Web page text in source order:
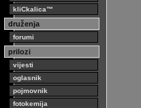
kliCkalica™
druženja
forumi
prilozi
vijesti
oglasnik
pojmovnik
fotokemija